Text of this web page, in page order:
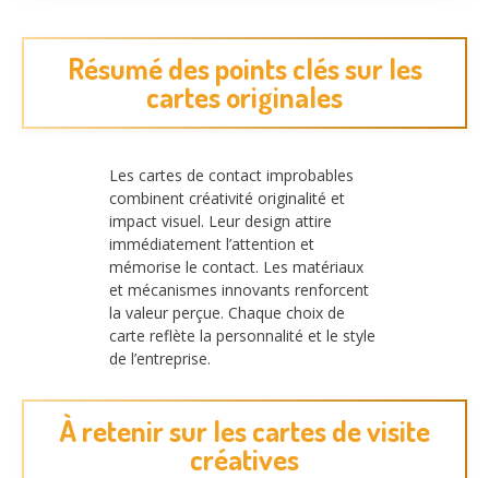
Résumé des points clés sur les
cartes originales
Les cartes de contact improbables
combinent créativité originalité et
impact visuel. Leur design attire
immédiatement l’attention et
mémorise le contact. Les matériaux
et mécanismes innovants renforcent
la valeur perçue. Chaque choix de
carte reflète la personnalité et le style
de l’entreprise.
À retenir sur les cartes de visite
créatives